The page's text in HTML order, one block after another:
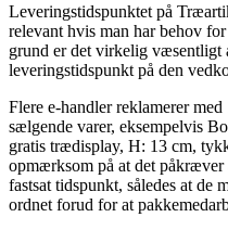
Leveringstidspunktet på
relevant hvis man har behov
grund er det virkelig væsentligt
leveringstidspunkt på den
Flere e-handler reklamerer
sælgende varer, eksempelvis
gratis trædisplay, H: 13 cm,
opmærksom på at det
fastsat tidspunkt, således at de
ordnet forud for at